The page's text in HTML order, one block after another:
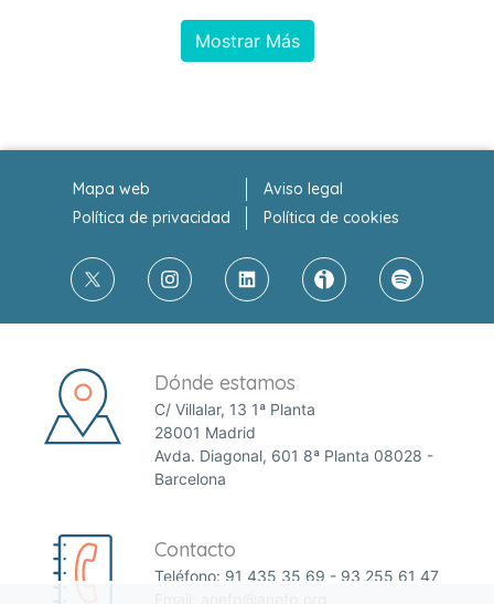
Mostrar Más
Mapa web
Aviso legal
Política de privacidad
Política de cookies
Dónde estamos
C/ Villalar, 13 1ª Planta
28001 Madrid
Avda. Diagonal, 601 8ª Planta 08028 -
Barcelona
Contacto
Teléfono: 91 435 35 69 - 93 255 61 47